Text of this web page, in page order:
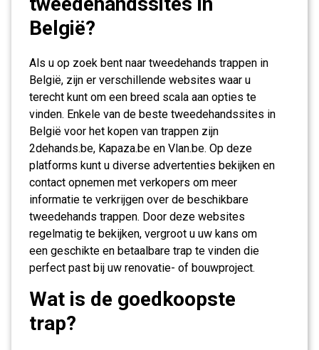
België?
Als u op zoek bent naar tweedehands trappen in
België, zijn er verschillende websites waar u
terecht kunt om een breed scala aan opties te
vinden. Enkele van de beste tweedehandssites in
België voor het kopen van trappen zijn
2dehands.be, Kapaza.be en Vlan.be. Op deze
platforms kunt u diverse advertenties bekijken en
contact opnemen met verkopers om meer
informatie te verkrijgen over de beschikbare
tweedehands trappen. Door deze websites
regelmatig te bekijken, vergroot u uw kans om
een geschikte en betaalbare trap te vinden die
perfect past bij uw renovatie- of bouwproject.
Wat is de goedkoopste
trap?